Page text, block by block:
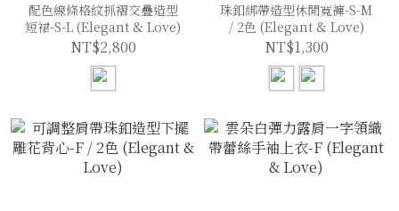
配色線條格紋抓褶交疊造型
短裙-S-L (Elegant & Love)
NT$2,800
珠釦綁帶造型休閒寬褲-S-M
/ 2色 (Elegant & Love)
NT$1,300